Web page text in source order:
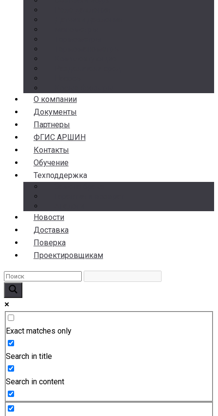
О компании
Документы
Партнеры
ФГИС АРШИН
Контакты
Обучение
Техподдержка
Новости
Доставка
Поверка
Проектировщикам
Exact matches only
Search in title
Search in content